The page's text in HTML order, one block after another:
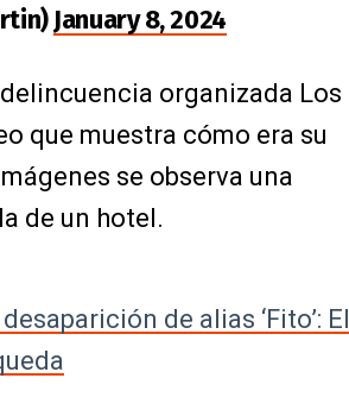
January 8, 2024
organizada Los
que muestra cómo era su
se observa una
de un hotel.
de alias ‘Fito’: El